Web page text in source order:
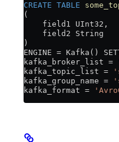
CREATE TABLE
(
    field1 UInt32,
    field2 String
)
ENGINE = Kafka()
kafka_broker_list =
kafka_topic_list =
kafka_group_name =
kafka_format =